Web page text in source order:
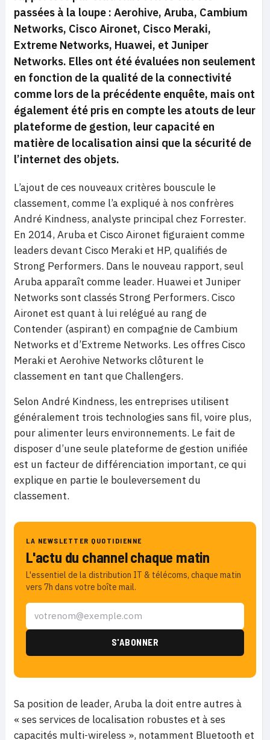
passées à la loupe : Aerohive, Aruba, Cambium
Networks, Cisco Aironet, Cisco Meraki,
Extreme Networks, Huawei, et Juniper
Networks. Elles ont été évaluées non seulement
en fonction de la qualité de la connectivité
comme lors de la précédente enquête, mais ont
également été pris en compte les atouts de leur
plateforme de gestion, leur capacité en
matière de localisation ainsi que la sécurité de
l’internet des objets.
L’ajout de ces nouveaux critères bouscule le
classement, comme l’a expliqué à nos confrères
André Kindness, analyste principal chez Forrester.
En 2014, Aruba et Cisco Aironet figuraient comme
leaders devant Cisco Meraki et HP, qualifiés de
Strong Performers. Dans le nouveau rapport, seul
Aruba apparaît comme leader. Huawei et Juniper
Networks sont classés Strong Performers. Cisco
Aironet est quant à lui relégué au rang de
Contender (aspirant) en compagnie de Cambium
Networks et d’Extreme Networks. Les offres Cisco
Meraki et Aerohive Networks clôturent le
classement en tant que Challengers.
Selon André Kindness, les entreprises utilisent
généralement trois technologies sans fil, voire plus,
pour alimenter leurs environnements. Le fait de
disposer d’une seule plateforme de gestion unifiée
est un facteur de différenciation important, ce qui
explique en partie le bouleversement du
classement.
LA NEWSLETTER QUOTIDIENNE
L'actu du channel chaque matin
L'essentiel de la distribution IT & télécoms, chaque matin
vers 7h dans votre boîte mail.
Sa position de leader, Aruba la doit entre autres à
« ses services de localisation robustes et à ses
capacités multi-wireless », notamment Bluetooth et